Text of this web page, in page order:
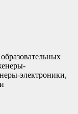
электроники,